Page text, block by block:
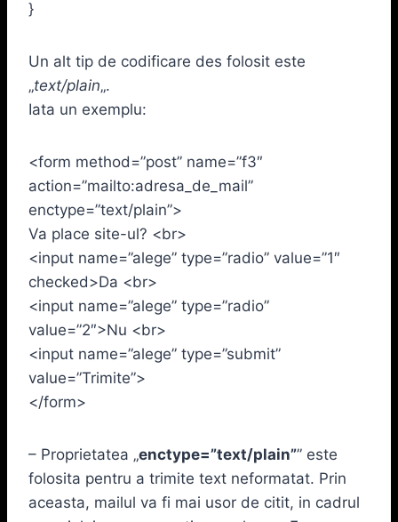
}
Un alt tip de codificare des folosit este
„text/plain„.
Iata un exemplu:
<form method=”post” name=”f3″
action=”mailto:adresa_de_mail”
enctype=”text/plain”>
Va place site-ul? <br>
<input name=”alege” type=”radio” value=”1″
checked>Da <br>
<input name=”alege” type=”radio”
value=”2″>Nu <br>
<input name=”alege” type=”submit”
value=”Trimite”>
</form>
– Proprietatea „enctype=”text/plain”” este
folosita pentru a trimite text neformatat. Prin
aceasta, mailul va fi mai usor de citit, in cadrul